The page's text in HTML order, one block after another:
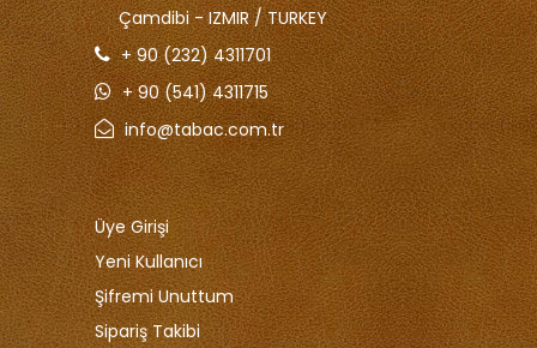
Çamdibi - IZMIR / TURKEY
+ 90 (232) 4311701
+ 90 (541) 4311715
info@tabac.com.tr
Üye Girişi
Yeni Kullanıcı
Şifremi Unuttum
Sipariş Takibi